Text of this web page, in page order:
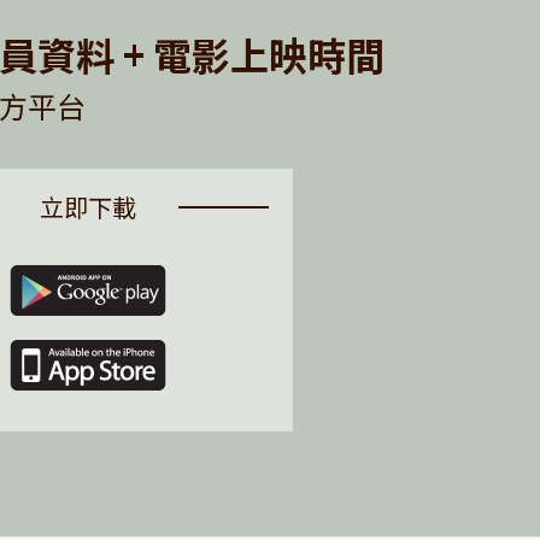
資料 + 電影上映時間
平台
立即下載